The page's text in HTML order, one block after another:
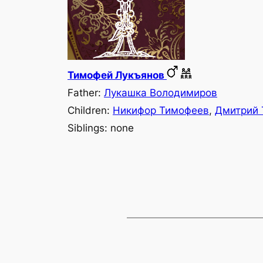
Тимофей Лукъянов
Father: Лукашка Володимиров
Children: Никифор Тимофеев, Дмитрий
Siblings: none